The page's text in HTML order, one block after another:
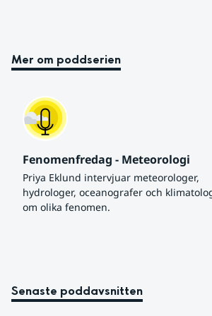
Mer om poddserien
Fenomenfredag - Meteorologi
Priya Eklund intervjuar meteorologer,
hydrologer, oceanografer och
om olika fenomen.
Senaste poddavsnitten